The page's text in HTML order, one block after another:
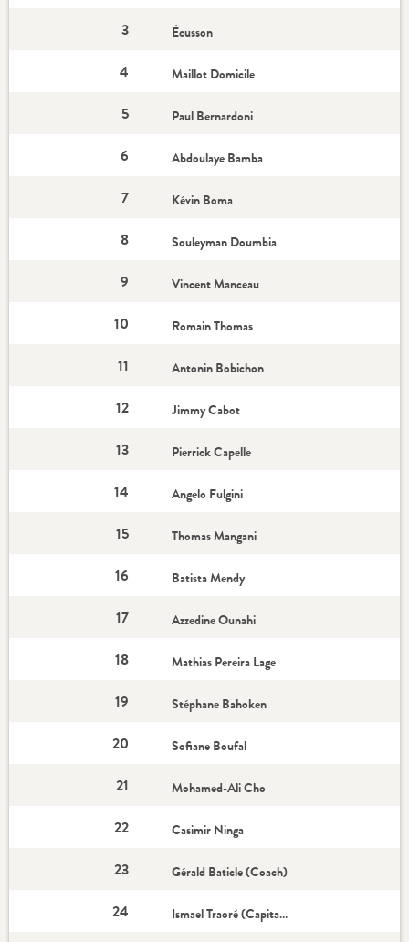
3 Écusson
4 Maillot Domicile
5 Paul Bernardoni
6 Abdoulaye Bamba
7 Kévin Boma
8 Souleyman Doumbia
9 Vincent Manceau
10 Romain Thomas
11 Antonin Bobichon
12 Jimmy Cabot
13 Pierrick Capelle
14 Angelo Fulgini
15 Thomas Mangani
16 Batista Mendy
17 Azzedine Ounahi
18 Mathias Pereira Lage
19 Stéphane Bahoken
20 Sofiane Boufal
21 Mohamed-Ali Cho
22 Casimir Ninga
23 Gérald Baticle (Coach)
24 Ismael Traoré (Capitaine)